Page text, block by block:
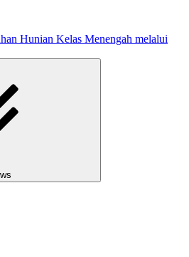
Hunian Kelas Menengah melalui